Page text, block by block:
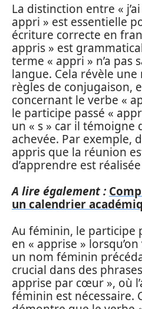
La distinction entre «
appri » est essentielle
écriture correcte en
appris » est
terme « appri » n’a pas
langue. Cela révèle
règles de conjugaison,
concernant le verbe «
le participe passé «
un « s » car il témoigne
achevée. Par exemple,
appris que la réunion
d’apprendre est
A lire également :
un calendrier
Au féminin, le participe
en « apprise »
un nom féminin
crucial dans des phrases
apprise par cœur », où
féminin est nécessaire.